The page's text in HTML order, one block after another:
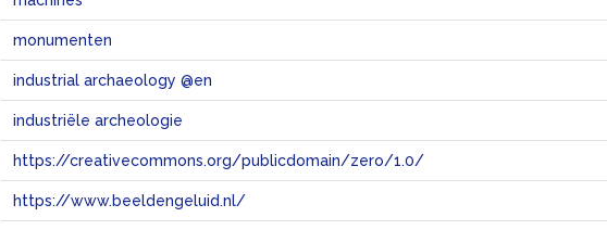
monumenten
industrial archaeology @en
industriële archeologie
https://creativecommons.org/publicdomain/zero/1.0/
https://www.beeldengeluid.nl/